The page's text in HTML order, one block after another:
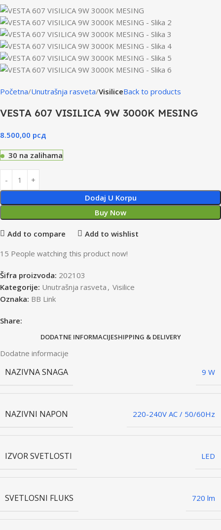
Početna Unutrašnja rasveta VisiliceBack to products
VESTA 607 VISILICA 9W 3000K MESING
8.500,00 рсд
30 na zalihama
Dodaj U Korpu
Buy Now
Add to compare Add to wishlist
15 People watching this product now!
Šifra proizvoda: 202103
Kategorije: Unutrašnja rasveta , Visilice
Oznaka: BB Link
Share:
DODATNE INFORMACIJESHIPPING & DELIVERY
Dodatne informacije
NAZIVNA SNAGA 9 W
NAZIVNI NAPON 220-240V AC / 50/60Hz
IZVOR SVETLOSTI LED
SVETLOSNI FLUKS 720 lm